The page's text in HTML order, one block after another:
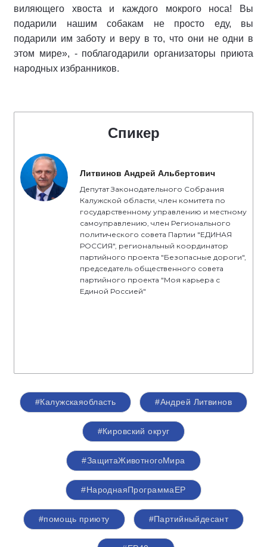
виляющего хвоста и каждого мокрого носа! Вы
подарили нашим собакам не просто еду, вы
подарили им заботу и веру в то, что они не одни в
этом мире», - поблагодарили организаторы приюта
народных избранников.
Спикер
Литвинов Андрей Альбертович
Депутат Законодательного Собрания
Калужской области, член комитета по
государственному управлению и местному
самоуправлению, член Регионального
политического совета Партии "ЕДИНАЯ
РОССИЯ", региональный координатор
партийного проекта "Безопасные дороги",
председатель общественного совета
партийного проекта "Моя карьера с
Единой Россией"
#Калужскаяобласть #Андрей Литвинов
#Кировский округ
#ЗащитаЖивотногоМира
#НароднаяПрограммаЕР
#помощь приюту #Партийныйдесант